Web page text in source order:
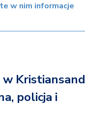
w nim informacje
Kristiansand
policja i